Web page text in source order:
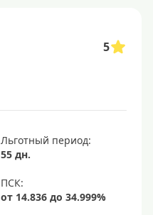
5
Льготный период:
55 дн.